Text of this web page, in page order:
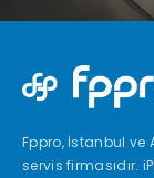
Fppro, İstanbul ve
servis firmasıdır.